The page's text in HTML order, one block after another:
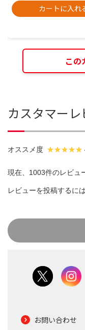
カートに入れ
この
カスタマーレ
オススメ度
現在、1003件のレビュ
レビューを投稿するには
お問い合わせ